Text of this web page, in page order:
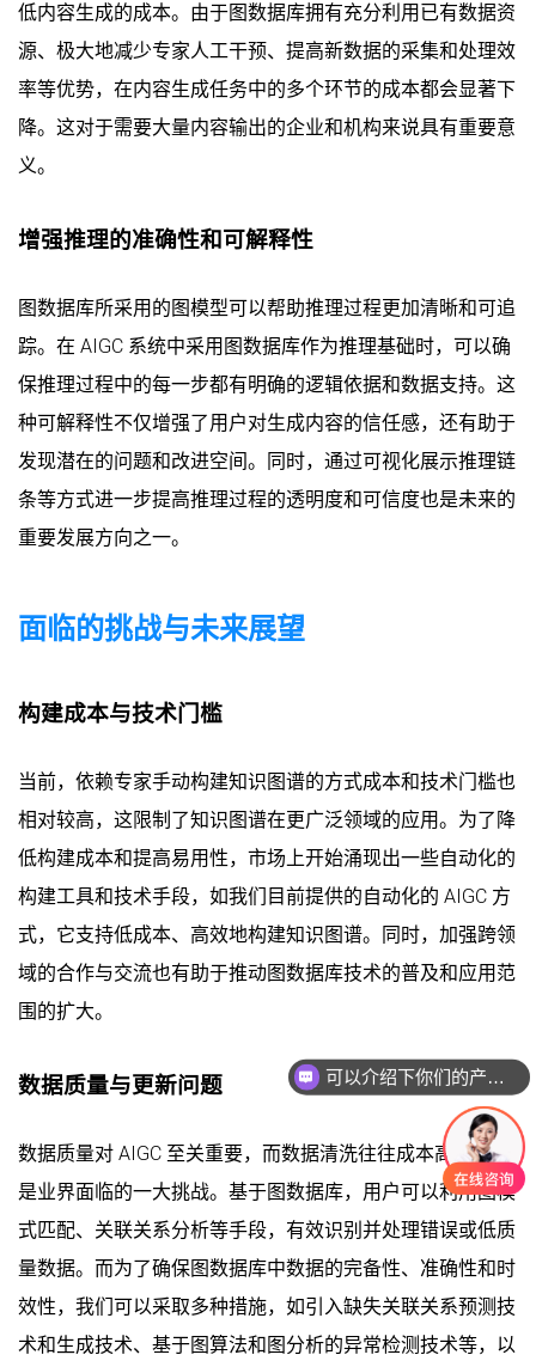
低内容生成的成本。由于图数据库拥有充分利用已有数据资
源、极大地减少专家人工干预、提高新数据的采集和处理效
率等优势，在内容生成任务中的多个环节的成本都会显著下
降。这对于需要大量内容输出的企业和机构来说具有重要意
义。
增强推理的准确性和可解释性
图数据库所采用的图模型可以帮助推理过程更加清晰和可追
踪。在 AIGC 系统中采用图数据库作为推理基础时，可以确
保推理过程中的每一步都有明确的逻辑依据和数据支持。这
种可解释性不仅增强了用户对生成内容的信任感，还有助于
发现潜在的问题和改进空间。同时，通过可视化展示推理链
条等方式进一步提高推理过程的透明度和可信度也是未来的
重要发展方向之一。
面临的挑战与未来展望
构建成本与技术门槛
当前，依赖专家手动构建知识图谱的方式成本和技术门槛也
相对较高，这限制了知识图谱在更广泛领域的应用。为了降
低构建成本和提高易用性，市场上开始涌现出一些自动化的
构建工具和技术手段，如我们目前提供的自动化的 AIGC 方
式，它支持低成本、高效地构建知识图谱。同时，加强跨领
域的合作与交流也有助于推动图数据库技术的普及和应用范
围的扩大。
数据质量与更新问题
数据质量对 AIGC 至关重要，而数据清洗往往成本高昂，这
是业界面临的一大挑战。基于图数据库，用户可以利用图模
式匹配、关联关系分析等手段，有效识别并处理错误或低质
量数据。而为了确保图数据库中数据的完备性、准确性和时
效性，我们可以采取多种措施，如引入缺失关联关系预测技
术和生成技术、基于图算法和图分析的异常检测技术等，以
你们是怎么收费的呢